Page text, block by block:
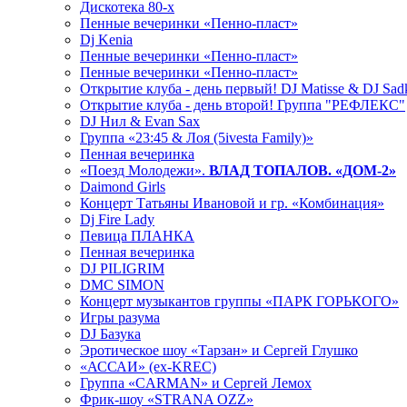
Дискотека 80-х
Пенные вечеринки «Пенно-пласт»
Dj Kenia
Пенные вечеринки «Пенно-пласт»
Пенные вечеринки «Пенно-пласт»
Открытие клуба - день первый! DJ Matisse & DJ
Открытие клуба - день второй! Группа "РЕФЛЕКС"
DJ Нил & Evan Sax
Группа «23:45 & Лоя (5ivesta Family)»
Пенная вечеринка
«Поезд Молодежи». ВЛАД ТОПАЛОВ. «ДОМ-2»
Daimond Girls
Концерт Татьяны Ивановой и гр. «Комбинация»
Dj Fire Lady
Певица ПЛАНКА
Пенная вечеринка
DJ PILIGRIM
DMC SIMON
Концерт музыкантов группы «ПАРК ГОРЬКОГО»
Игры разума
DJ Базука
Эротическое шоу «Тарзан» и Сергей Глушко
«АССАИ» (ex-KREC)
Группа «CARMAN» и Сергей Лемох
Фрик-шоу «STRANA OZZ»